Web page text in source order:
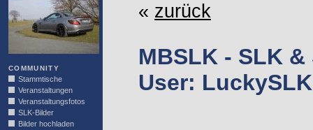
COMMUNITY
Stammtische
Veranstaltungen
Veranstaltungsfotos
SLK-Bilder
Bilder hochladen
« zurück
MBSLK - SLK
User: LuckySLK